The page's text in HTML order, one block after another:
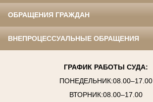
ОБРАЩЕНИЯ ГРАЖДАН
ВНЕПРОЦЕССУАЛЬНЫЕ ОБРАЩЕНИЯ
ГРАФИК РАБОТЫ СУДА:
ПОНЕДЕЛЬНИК:08.00–17.00
ВТОРНИК:08.00–17.00